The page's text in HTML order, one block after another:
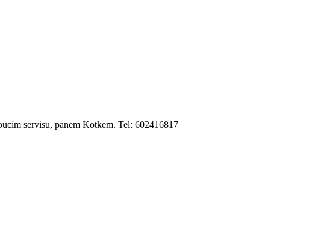
servisu, panem Kotkem. Tel: 602416817